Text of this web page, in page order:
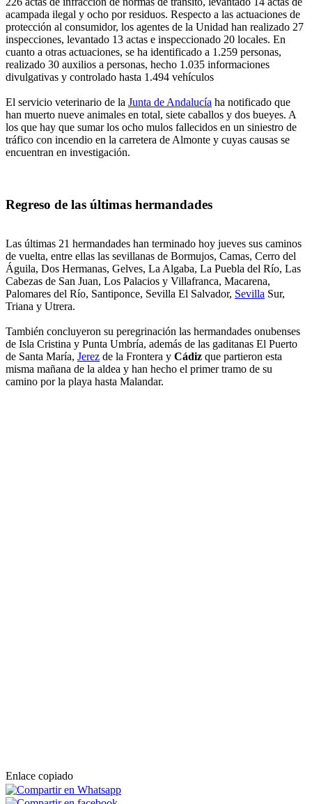
acampada ilegal y ocho por residuos. Respecto a las actuaciones de
protección al consumidor, los agentes de la Unidad han realizado 27
inspecciones, levantado 13 actas e inspeccionado 20 locales. En
cuanto a otras actuaciones, se ha identificado a 1.259 personas,
realizado 30 auxilios a personas, hecho 1.035 informaciones
divulgativas y controlado hasta 1.494 vehículos
El servicio veterinario de la Junta de Andalucía ha notificado que
han muerto nueve animales en total, siete caballos y dos bueyes. A
los que hay que sumar los ocho mulos fallecidos en un siniestro de
tráfico con incendio en la carretera de Almonte y cuyas causas se
encuentran en investigación.
Regreso de las últimas hermandades
Las últimas 21 hermandades han terminado hoy jueves sus caminos
de vuelta, entre ellas las sevillanas de Bormujos, Camas, Cerro del
Águila, Dos Hermanas, Gelves, La Algaba, La Puebla del Río, Las
Cabezas de San Juan, Los Palacios y Villafranca, Macarena,
Palomares del Río, Santiponce, Sevilla El Salvador, Sevilla Sur,
Triana y Utrera.
También concluyeron su peregrinación las hermandades onubenses
de Isla Cristina y Punta Umbría, además de las gaditanas El Puerto
de Santa María, Jerez de la Frontera y Cádiz que partieron esta
misma mañana de la aldea y han hecho el primer tramo de su
camino por la playa hasta Malandar.
Enlace copiado